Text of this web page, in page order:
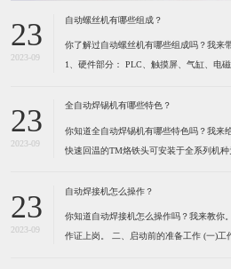
23
2023-09
自动螺丝机有哪些组成？
你了解过自动螺丝机有哪些组成吗？我来
1、硬件部分： PLC、触摸屏、气缸、电磁阀、磁性开关、过滤器及
警灯、空气开关、开关电源、风批、振动
23
2023-09
全自动焊锡机有哪些特色？
你知道全自动焊锡机有哪些特色吗？我来
快速回温的TM烙铁头可安装于全系列机种
的细微变化。（1）六秒钟之内即可达到
23
2023-09
自动焊接机怎么操作？
你知道自动焊接机怎么操作吗？我来教你
作证上岗。 ​二、启动前的准备工作 (一)工